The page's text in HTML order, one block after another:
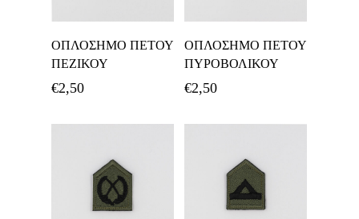
Καλάθι
ΟΠΛΟΣΗΜΟ ΠΕΤΟΥ
ΠΕΖΙΚΟΥ
€2,50
Καλάθι
ΟΠΛΟΣΗΜΟ ΠΕΤΟΥ
ΠΥΡΟΒΟΛΙΚΟΥ
€2,50